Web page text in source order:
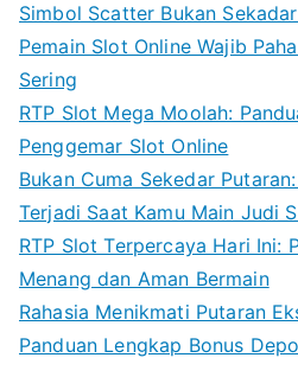
Simbol Scatter Bukan
Pemain Slot Online Wajib
Sering
RTP Slot Mega Moolah:
Penggemar Slot Online
Bukan Cuma Sekedar
Terjadi Saat Kamu Main Judi
RTP Slot Terpercaya Hari Ini:
Menang dan Aman Bermain
Rahasia Menikmati Putaran
Panduan Lengkap Bonus